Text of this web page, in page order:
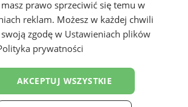
bliską osobą? Ta ankieta
na przyszłe wsparcie w
prawo sprzeciwić się temu w
reklam. Możesz w każdej chwili
zgodę w Ustawieniach plików
prywatności
AKCEPTUJ WSZYSTKIE